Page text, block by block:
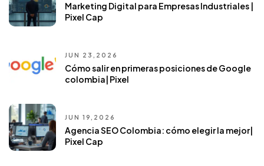
Marketing Digital para Empresas Industriales |
Pixel Cap
JUN 23,2026
Cómo salir en primeras posiciones de Google
colombia| Pixel
JUN 19,2026
Agencia SEO Colombia: cómo elegir la mejor|
Pixel Cap